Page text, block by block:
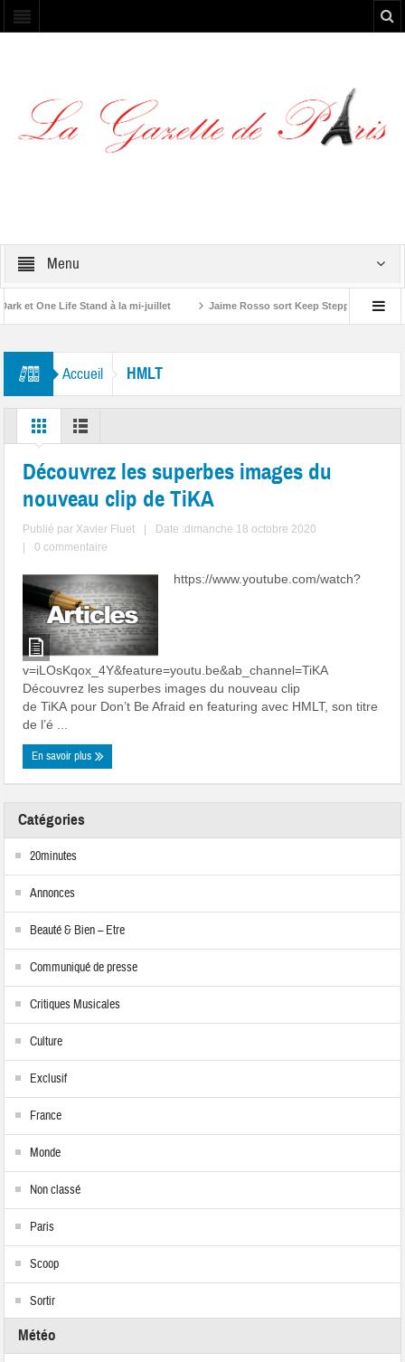
Menu
et One Life Stand à la mi-juillet Jaime Rosso sort Keep Stepping, son
Accueil HMLT
Découvrez les superbes images du
nouveau clip de TiKA
Publié par Xavier Fluet
Date :dimanche 18 octobre 2020
0 commentaire
https://www.youtube.com/watch?
v=iLOsKqox_4Y&feature=youtu.be&ab_channel=TiKA
Découvrez les superbes images du nouveau clip
de TiKA pour Don’t Be Afraid en featuring avec HMLT, son titre
de l’é ...
En savoir plus
Catégories
20minutes
Annonces
Beauté & Bien – Etre
Communiqué de presse
Critiques Musicales
Culture
Exclusif
France
Monde
Non classé
Paris
Scoop
Sortir
Météo